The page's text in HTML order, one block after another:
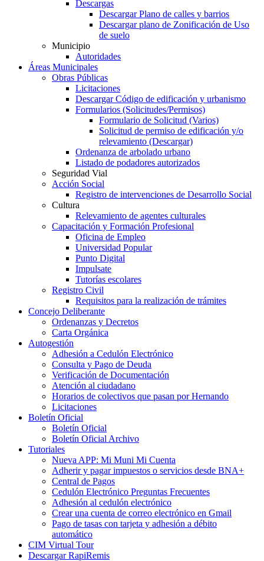
Descargas
Descargar Plano de calles y barrios
Descargar plano de Zonificación de Uso
de suelo
Municipio
Autoridades
Áreas Municipales
Obras Públicas
Licitaciones
Descargar Código de edificación y urbanismo
Formularios (Solicitudes/Permisos)
Formulario de Solicitud (Varios)
Solicitud de permiso de edificación y/o
relevamiento (Descargar)
Ordenanza de arbolado urbano
Listado de podadores autorizados
Seguridad Vial
Acción Social
Registro de intervenciones de Desarrollo Social
Cultura
Relevamiento de agentes culturales
Capacitación y Formación Profesional
Oficina de Empleo
Universidad Popular
Punto Digital
Impulsate
Tutorías escolares
Registro Civil
Requisitos para la realización de trámites
Concejo Deliberante
Ordenanzas y Decretos
Carta Orgánica
Autogestión
Adhesión a Cedulón Electrónico
Consulta y Pago de Deuda
Verificación de Documentación
Atención al ciudadano
Horarios de colectivos que pasan por Hernando
Licitaciones
Boletín Oficial
Boletín Oficial
Boletín Oficial Archivo
Tutoriales
Nueva APP: Mi Muni Mi Cuenta
Adherir y pagar impuestos o servicios desde BNA+
Central de Pagos
Cedulón Electrónico Preguntas Frecuentes
Adhesión al cedulón electrónico
Crear una cuenta de correo electrónico en Gmail
Pago de tasas con tarjeta y adhesión a débito
automático
CIM Virtual Tour
Descargar RapiRemis